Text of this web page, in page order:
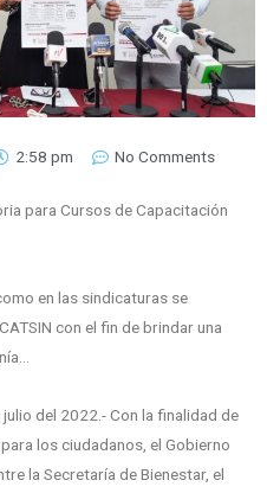
2:58 pm No Comments
para Cursos de Capacitación
en las sindicaturas se
con el fin de brindar una
del 2022.- Con la finalidad de
los ciudadanos, el Gobierno
la Secretaría de Bienestar, el